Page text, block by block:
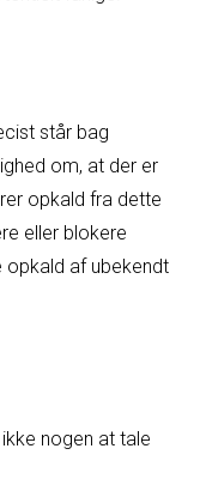
står bag
om, at der er
opkald fra dette
eller blokere
opkald af ubekendt
nogen at tale